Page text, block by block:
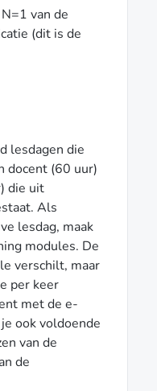
van de
(dit is de
lesdagen die
docent (60 uur)
die uit
Als
lesdag, maak
modules. De
verschilt, maar
per keer
met de e-
ook voldoende
van de
de